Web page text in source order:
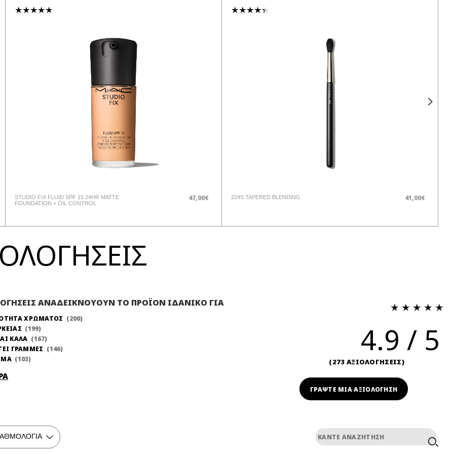
STUDIO FIX FLUID SPF 15 24HR MATTE
FOUNDATION + OIL CONTROL
47,00€ 224S TAPERED BLENDING 41,00€
ΑΝΑΔΕΙΚΝΟΥΟΥΝ ΤΟ ΠΡΟΪΟΝ ΙΔΑΝΙΚΟ ΓΙΑ
ΧΡΩΜΑΤΟΣ
200
199
ΚΑΛΑ
167
ΓΡΑΜΜΕΣ
146
103
4.9
273 ΑΞΙΟΛΟΓΗΣΕΙΣ
ΓΡΆΨΤΕ ΜΙΑ ΑΞΙΟΛΟΓΗΣΗ